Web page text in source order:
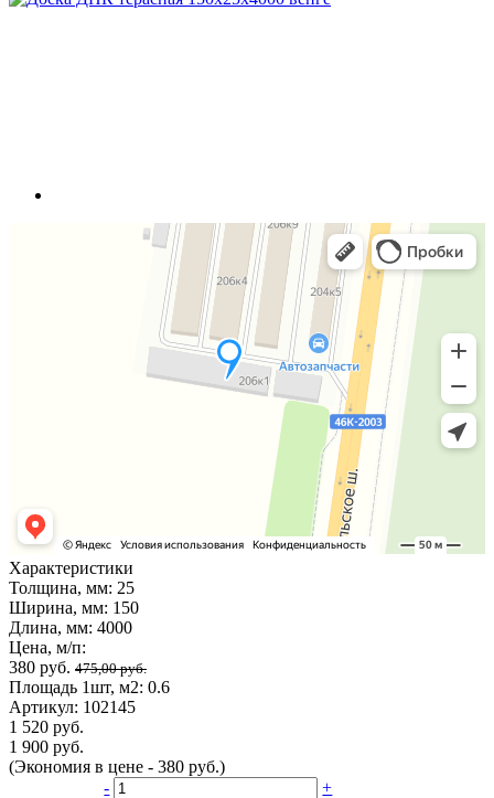
Характеристики
Толщина, мм: 25
Ширина, мм: 150
Длина, мм: 4000
Цена, м/п:
380 руб. 475,00 руб.
Площадь 1шт, м2: 0.6
Артикул: 102145
1 520 руб.
1 900 руб.
(Экономия в цене - 380 руб.)
-
+